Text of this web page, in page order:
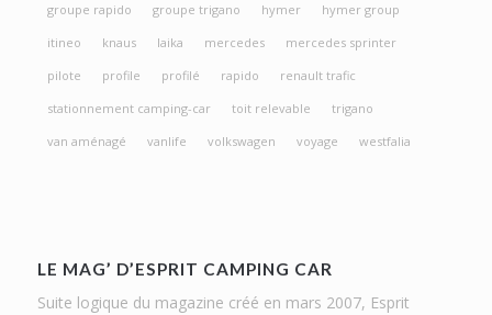
groupe rapido
groupe trigano hymer
hymer group
itineo
knaus laika mercedes
mercedes sprinter
pilote
profile profilé rapido
renault trafic
stationnement camping-car
toit relevable
trigano
van aménagé
vanlife volkswagen voyage westfalia
LE MAG’ D’ESPRIT CAMPING CAR
Suite logique du magazine créé en mars 2007, Esprit